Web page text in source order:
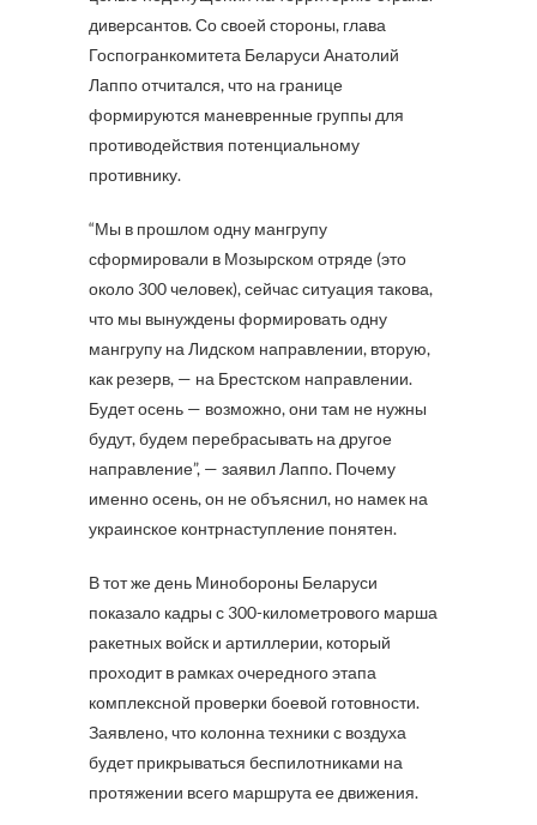
диверсантов. Со своей стороны, глава
Госпогранкомитета Беларуси Анатолий
Лаппо отчитался, что на границе
формируются маневренные группы для
противодействия потенциальному
противнику.
“Мы в прошлом одну мангрупу
сформировали в Мозырском отряде (это
около 300 человек), сейчас ситуация такова,
что мы вынуждены формировать одну
мангрупу на Лидском направлении, вторую,
как резерв, — на Брестском направлении.
Будет осень — возможно, они там не нужны
будут, будем перебрасывать на другое
направление”, — заявил Лаппо. Почему
именно осень, он не объяснил, но намек на
украинское контрнаступление понятен.
В тот же день Минобороны Беларуси
показало кадры с 300-километрового марша
ракетных войск и артиллерии, который
проходит в рамках очередного этапа
комплексной проверки боевой готовности.
Заявлено, что колонна техники с воздуха
будет прикрываться беспилотниками на
протяжении всего маршрута ее движения.